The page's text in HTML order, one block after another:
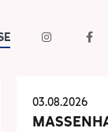
03.08.2026